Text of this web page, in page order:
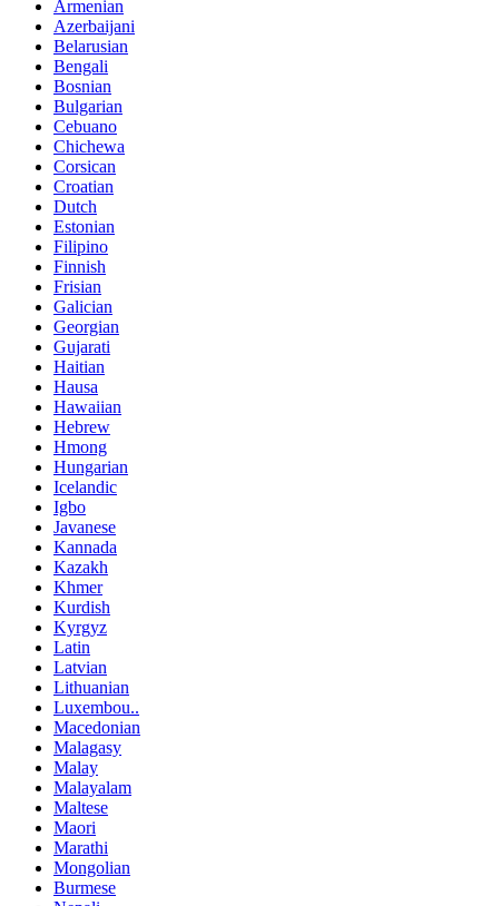
Armenian
Azerbaijani
Belarusian
Bengali
Bosnian
Bulgarian
Cebuano
Chichewa
Corsican
Croatian
Dutch
Estonian
Filipino
Finnish
Frisian
Galician
Georgian
Gujarati
Haitian
Hausa
Hawaiian
Hebrew
Hmong
Hungarian
Icelandic
Igbo
Javanese
Kannada
Kazakh
Khmer
Kurdish
Kyrgyz
Latin
Latvian
Lithuanian
Luxembou..
Macedonian
Malagasy
Malay
Malayalam
Maltese
Maori
Marathi
Mongolian
Burmese